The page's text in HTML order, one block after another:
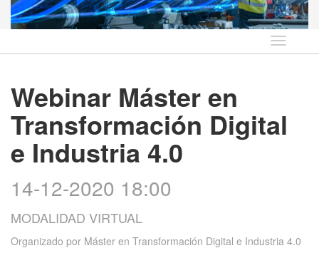
Idioma
Webinar Máster en
Transformación Digital
e Industria 4.0
14-12-2020 18:00
MODALIDAD VIRTUAL
Organizado por Máster en Transformación Digital e Industria 4.0